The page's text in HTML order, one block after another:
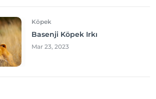
Köpek
Basenji Köpek Irkı
Mar 23, 2023